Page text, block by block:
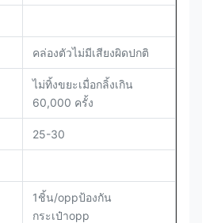
คล่องตัวไม่มีเสียงผิดปกติ
ไม่ทิ้งขยะเมื่อกลิ้งเกิน
60,000 ครั้ง
25-30
1ชิ้น/oppป้องกัน
กระเป๋าopp